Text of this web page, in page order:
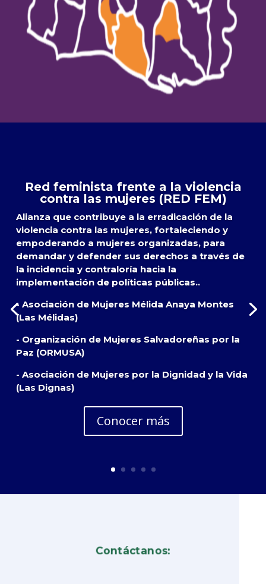
Red feminista frente a la violencia
contra las mujeres (RED FEM)
Alianza que contribuye a la erradicación de la
violencia contra las mujeres, fortaleciendo y
empoderando a mujeres organizadas, para
demandar y defender sus derechos a través de
la incidencia y contraloría hacia la
implementación de políticas públicas..
- Asociación de Mujeres Mélida Anaya Montes
(Las Mélidas)
- Organización de Mujeres Salvadoreñas por la
Paz (ORMUSA)
- Asociación de Mujeres por la Dignidad y la Vida
(Las Dignas)
Conocer más
Contáctanos: